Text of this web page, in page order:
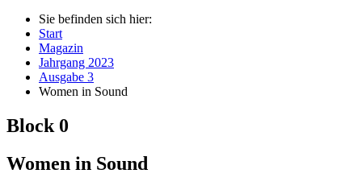
Sie befinden sich hier:
Start
Magazin
Jahrgang 2023
Ausgabe 3
Women in Sound
Block 0
Women in Sound